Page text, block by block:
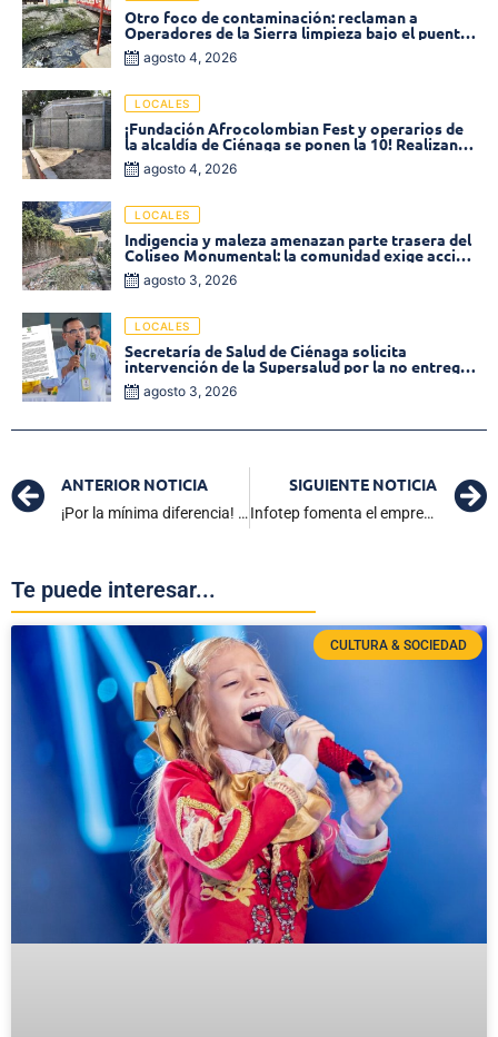
Otro foco de contaminación: reclaman a
Operadores de la Sierra limpieza bajo el puente
de la calle 19 con carrera 11
agosto 4, 2026
LOCALES
¡Fundación Afrocolombian Fest y operarios de
la alcaldía de Ciénaga se ponen la 10! Realizan
limpieza de la parte posterior del Coliseo
Monumental
agosto 4, 2026
LOCALES
Indigencia y maleza amenazan parte trasera del
Coliseo Monumental: la comunidad exige acción
inmediata!
agosto 3, 2026
LOCALES
Secretaría de Salud de Ciénaga solicita
intervención de la Supersalud por la no entrega
de medicamentos en las EPS
agosto 3, 2026
ANTERIOR NOTICIA
¡Por la mínima diferencia! Unión Magdalena derrotó al Cúcuta en el Sierra Nevada
SIGUIENTE NOTICIA
Infotep fomenta el emprendimiento y liderazgo juvenil en Ciénaga
Te puede interesar...
CULTURA & SOCIEDAD